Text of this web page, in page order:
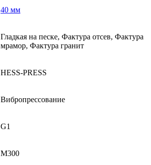
40 мм
Гладкая на песке, Фактура отсев, Фактура
мрамор, Фактура гранит
HESS-PRESS
Вибропрессование
G1
М300